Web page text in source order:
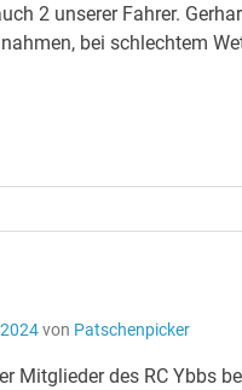
2 unserer Fahrer.
bei schlechtem
von Patschenpicker
Mitglieder des RC Ybbs